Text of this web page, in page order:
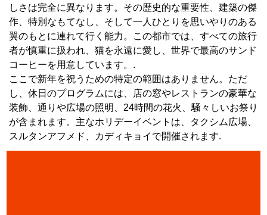
しさは完全に異なります。その歴史的な重要性、建築の傑
作、特別なもてなし、そして一人ひとりを思いやりのある
翼のもとに連れて行く能力。この都市では、すべての旅行
者が慎重に扱われ、猫を永遠に愛し、世界で最高のサンド
コーヒーを用意しています。.
ここで新年を祝うための特定の範囲はありません。ただ
し、休日のプログラムには、店の窓やレストランの豪華な
装飾、通りや広場の照明、24時間の花火、騒々しいお祭り
が含まれます。主なホリデーイベントは、タクシム広場、
スルタンアフメド、カディキョイで開催されます.